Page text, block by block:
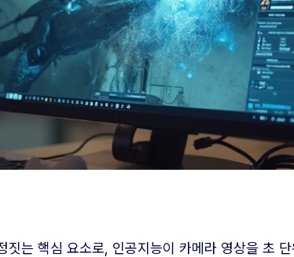
는 핵심 요소로, 인공지능이 카메라 영상을 초